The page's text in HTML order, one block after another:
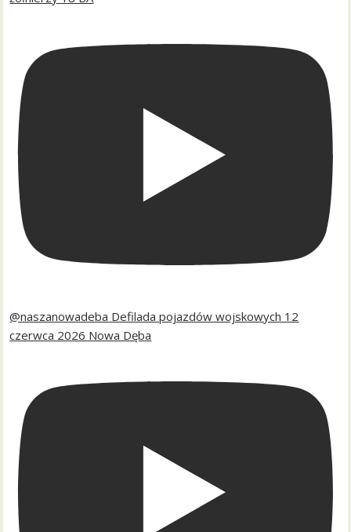
@naszanowadeba Defilada pojazdów wojskowych 12
czerwca 2026 Nowa Dęba